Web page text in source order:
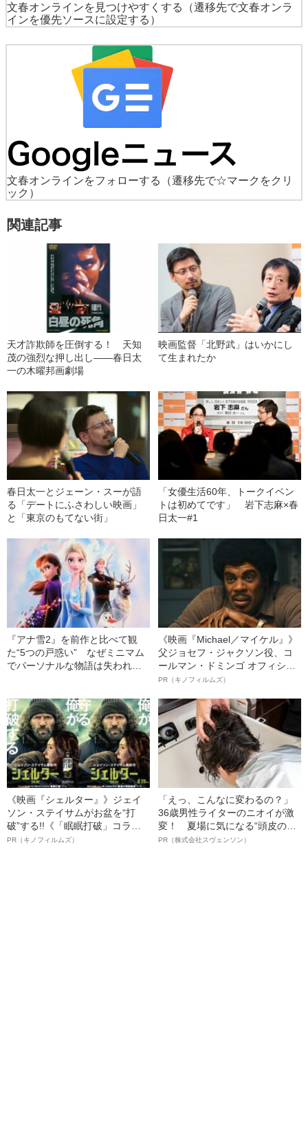
文春オンラインを見つけやすくする
（遷移先で文春オンラ
インを優先ソースに設定する）
文春オンラインをフォローする
（遷移先で☆マークをクリ
ック）
関連記事
天才詐欺師を圧倒する！ 天知
茂の強烈な押し出し――春日太
一の木曜邦画劇場
映画監督「北野武」はいかにし
て生まれたか
春日太一とジェーン・スーが語
る「デートにふさわしい映画」
と「東京のもてない街」
「女優生活60年、トークイベン
トは初めてです」 岩下志麻×春
日太一#1
『アナ雪2』を前作と比べて観
た“5つの戸惑い” なぜミニマム
でパーソナルな物語は失われた
《映画『Michael／マイケル』》
父ジョセフ・ジャクソン役、コ
ールマン・ドミンゴ オフィシャ
ルインタビュー“観客を魅了した
語る”《日本興収70億円突破》
PR（キノフィルムズ）
《映画『シェルター』》ジェイ
ソン・ステイサムがお盆を“打
破”する!!《「眠眠打破」コラ
ボ》
PR（キノフィルムズ）
「えっ、こんなに変わるの？」
36歳男性ライターのニオイが激
変！ 夏場に気になる“頭皮のニ
オイ”や“ベタつき”を解消す
PR（株式会社スヴェンソン）